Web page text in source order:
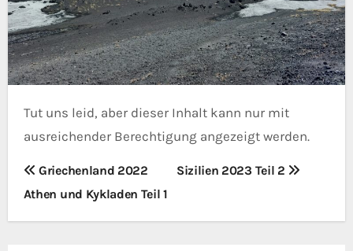
Tut uns leid, aber dieser Inhalt kann nur mit
ausreichender Berechtigung angezeigt werden.
B
e
Griechenland 2022
Athen und Kykladen Teil 1
Sizilien 2023 Teil 2